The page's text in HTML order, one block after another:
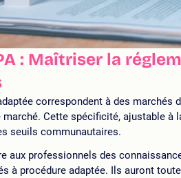
: Maîtriser la
correspondent à des
Cette spécificité, ajustable à
seuils communautaires.
aux professionnels des
à procédure adaptée. Ils auront